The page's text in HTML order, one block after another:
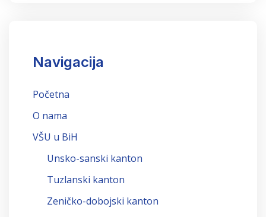
Navigacija
Početna
O nama
VŠU u BiH
Unsko-sanski kanton
Tuzlanski kanton
Zeničko-dobojski kanton